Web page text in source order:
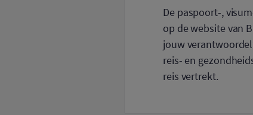
De paspoort-,
op de website van
jouw
reis- en
reis vertrekt.